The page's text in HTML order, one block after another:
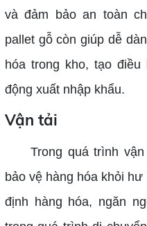
và đảm bảo an toàn
pallet gỗ còn giúp dễ
hóa trong kho, tạo
động xuất nhập khẩu.
Vận tải
Trong quá trình
bảo vệ hàng hóa khỏi
định hàng hóa, ngăn